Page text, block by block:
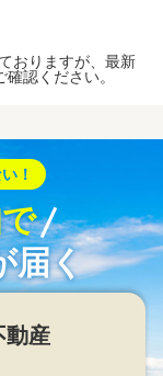
おりますが、最新
確認ください。
！
届く
動産